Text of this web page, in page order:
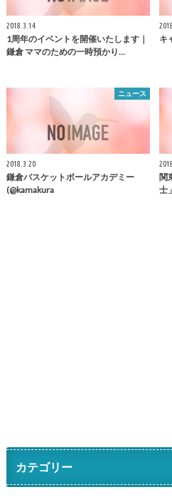
2018.3.14
1周年のイベントを開催いたします｜
鎌倉ママのための一時預かり…
キ
ニュース
2018.3.20
鎌倉バスケットボールアカデミー
(@kamakura
関
士
カテゴリー